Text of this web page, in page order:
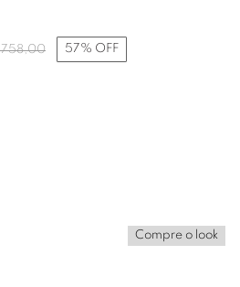
758,00 57% OFF
Compre o look